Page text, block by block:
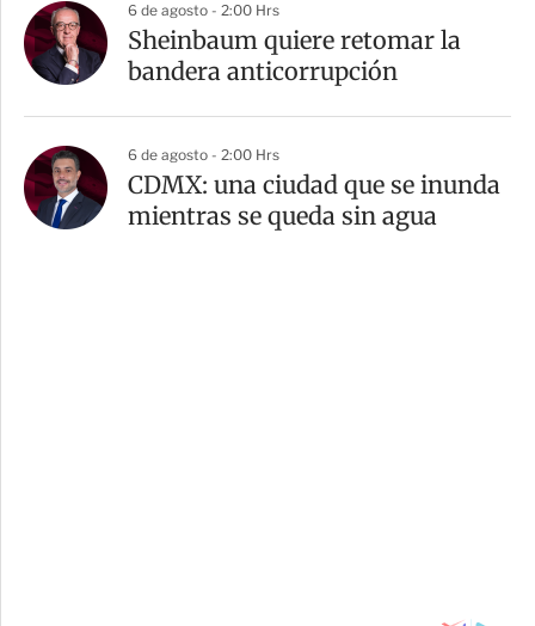
6 de agosto - 2:00 Hrs
Sheinbaum quiere retomar la
bandera anticorrupción
6 de agosto - 2:00 Hrs
CDMX: una ciudad que se inunda
mientras se queda sin agua